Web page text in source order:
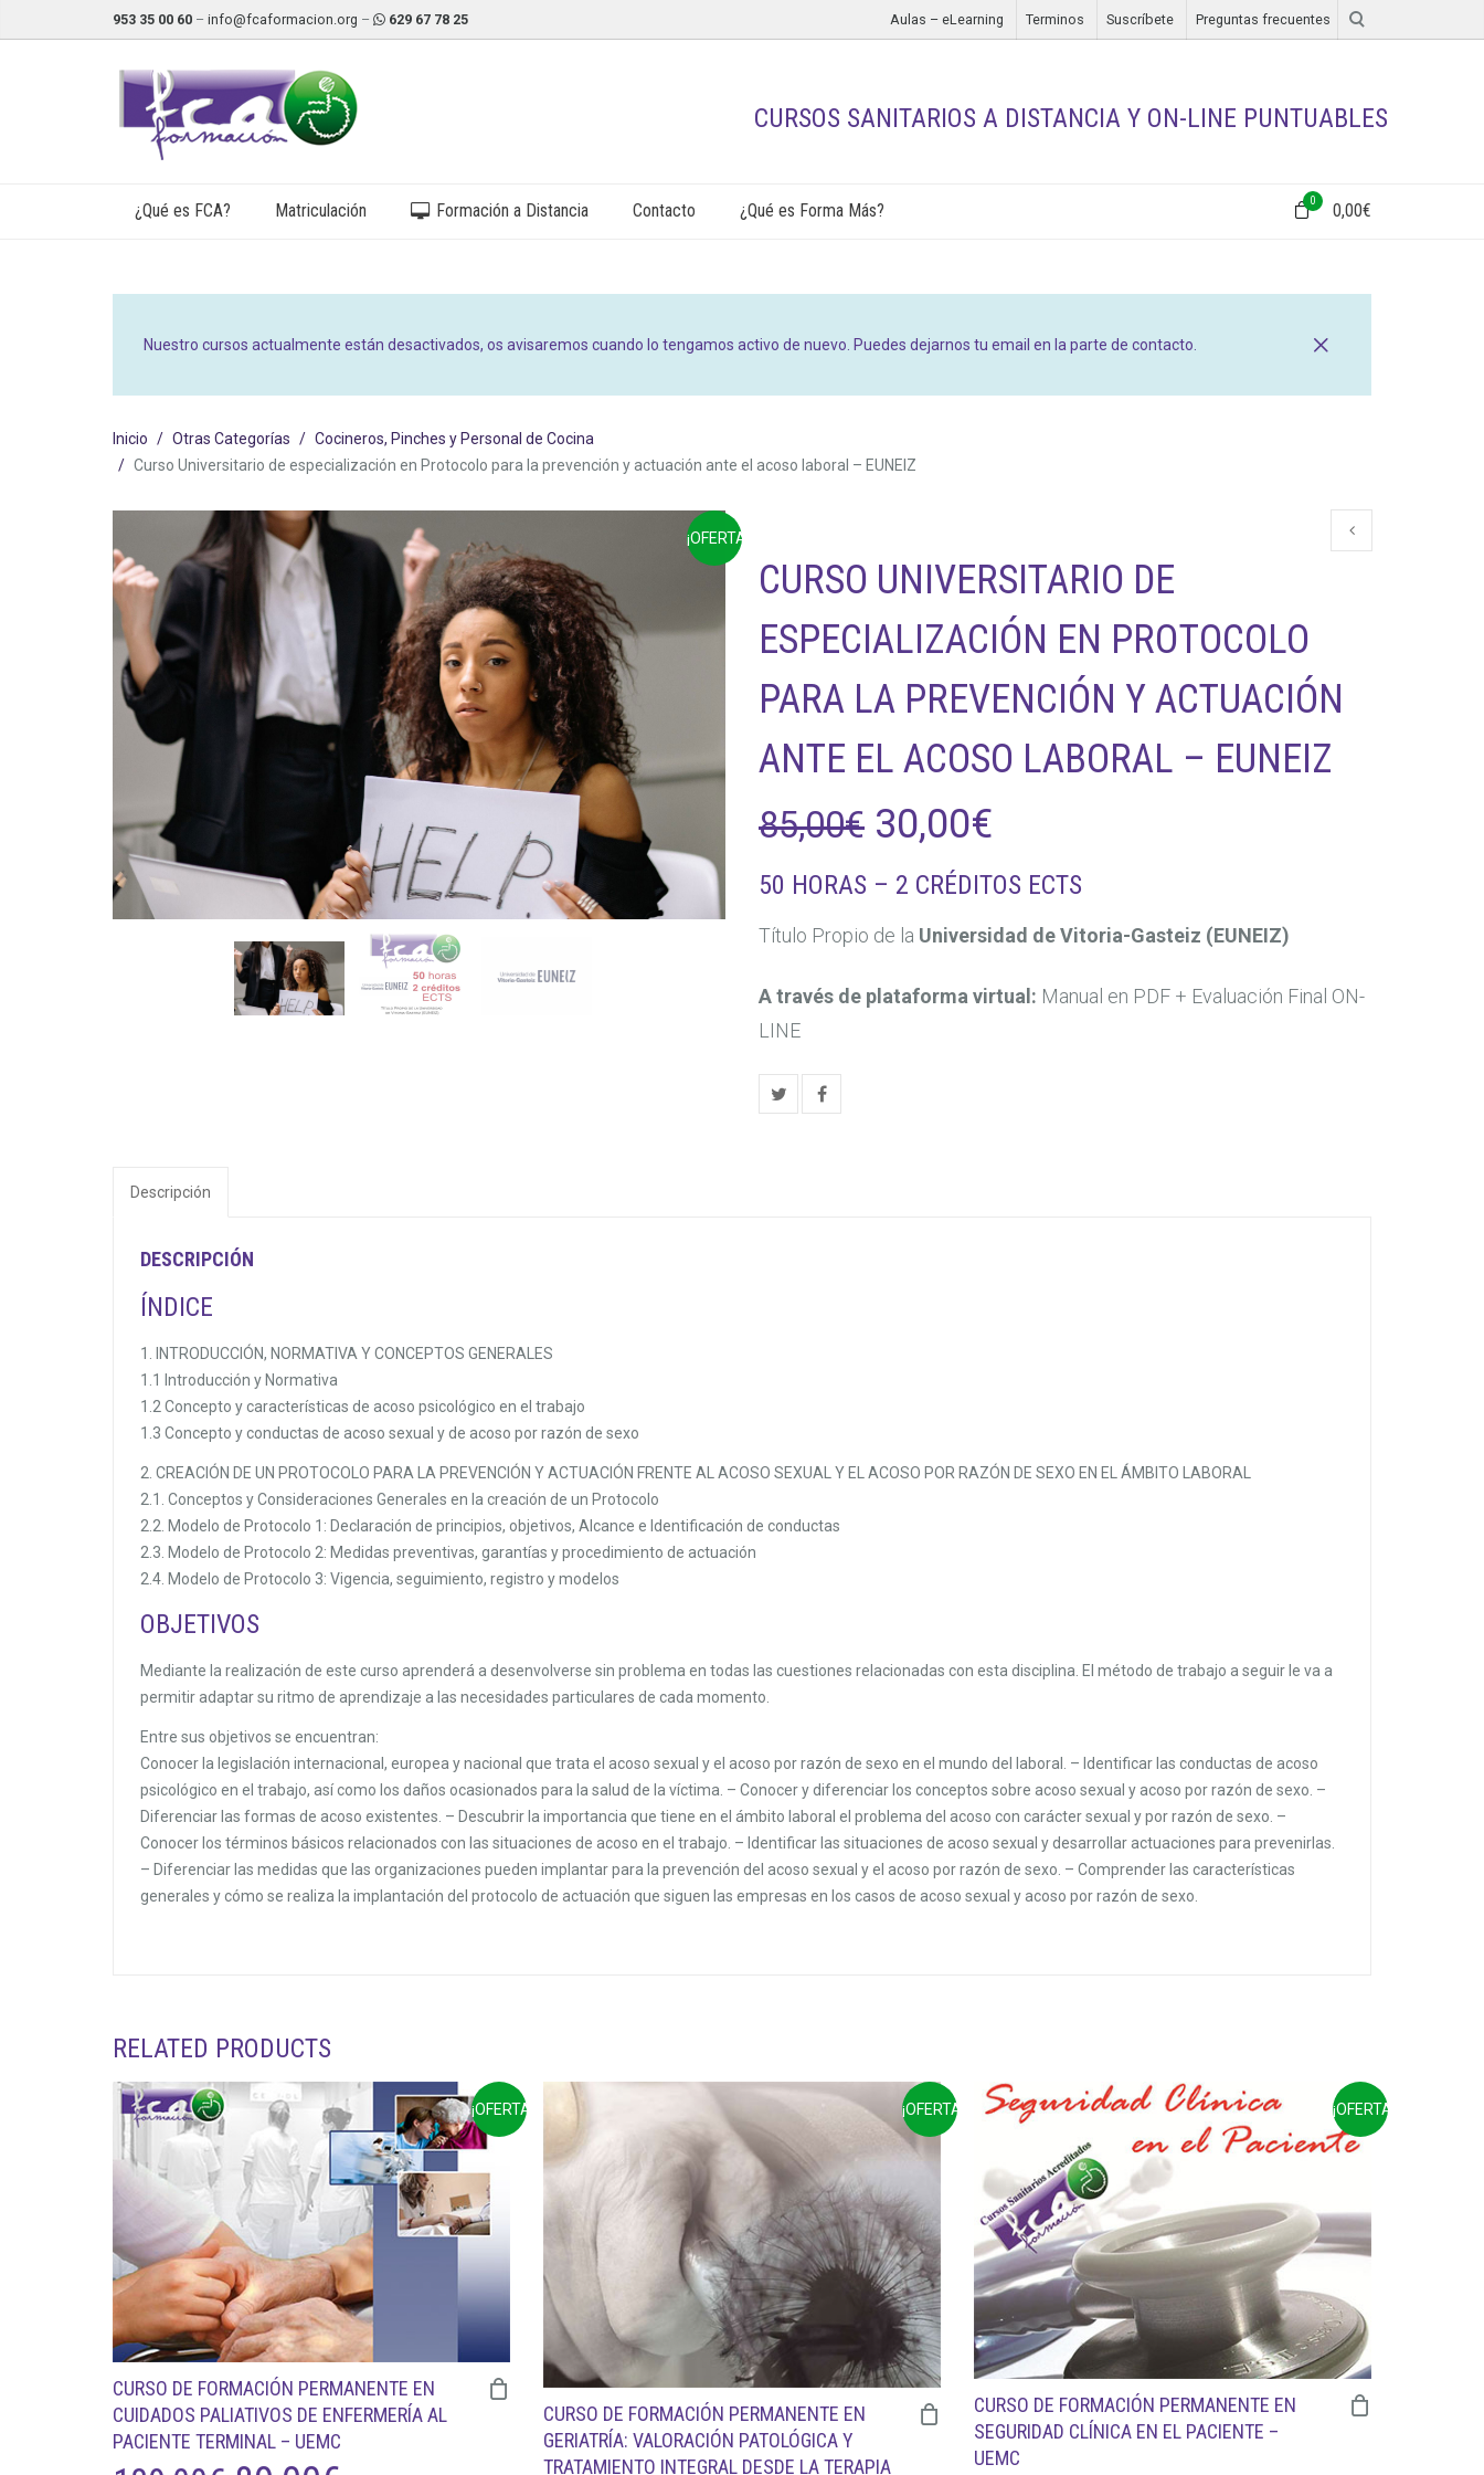
953 35 00 60 – info@fcaformacion.org – 629 67 78 25 Aulas – eLearning Terminos Suscríbete Preguntas frecuentes
CURSOS SANITARIOS A DISTANCIA Y ON-LINE PUNTUABLES
¿Qué es FCA? Matriculación Formación a Distancia Contacto ¿Qué es Forma Más? 0 0,00€
Nuestro cursos actualmente están desactivados, os avisaremos cuando lo tengamos activo de nuevo. Puedes dejarnos tu email en la parte de contacto.
Inicio Otras Categorías
Cocineros, Pinches y Personal de Cocina
Curso Universitario de especialización en Protocolo para la prevención y actuación ante el acoso laboral – EUNEIZ
¡OFERTA!
CURSO UNIVERSITARIO DE
ESPECIALIZACIÓN EN PROTOCOLO
PARA LA PREVENCIÓN Y ACTUACIÓN
ANTE EL ACOSO LABORAL – EUNEIZ
85,00€ El
precio
original
era:
30,00€
precio
actual
es:
50 HORAS – 2 CRÉDITOS ECTS
Título Propio de la Universidad de Vitoria-Gasteiz (EUNEIZ)
A través de plataforma virtual: Manual en PDF + Evaluación Final ON-
LINE
Descripción
DESCRIPCIÓN
ÍNDICE
1. INTRODUCCIÓN, NORMATIVA Y CONCEPTOS GENERALES
1.1 Introducción y Normativa
1.2 Concepto y características de acoso psicológico en el trabajo
1.3 Concepto y conductas de acoso sexual y de acoso por razón de sexo
2. CREACIÓN DE UN PROTOCOLO PARA LA PREVENCIÓN Y ACTUACIÓN FRENTE AL ACOSO SEXUAL Y EL ACOSO POR RAZÓN DE SEXO EN EL ÁMBITO LABORAL
2.1. Conceptos y Consideraciones Generales en la creación de un Protocolo
2.2. Modelo de Protocolo 1: Declaración de principios, objetivos, Alcance e Identificación de conductas
2.3. Modelo de Protocolo 2: Medidas preventivas, garantías y procedimiento de actuación
2.4. Modelo de Protocolo 3: Vigencia, seguimiento, registro y modelos
OBJETIVOS
Mediante la realización de este curso aprenderá a desenvolverse sin problema en todas las cuestiones relacionadas con esta disciplina. El método de trabajo a seguir le va a
permitir adaptar su ritmo de aprendizaje a las necesidades particulares de cada momento.
Entre sus objetivos se encuentran:
Conocer la legislación internacional, europea y nacional que trata el acoso sexual y el acoso por razón de sexo en el mundo del laboral. – Identificar las conductas de acoso
psicológico en el trabajo, así como los daños ocasionados para la salud de la víctima. – Conocer y diferenciar los conceptos sobre acoso sexual y acoso por razón de sexo. –
Diferenciar las formas de acoso existentes. – Descubrir la importancia que tiene en el ámbito laboral el problema del acoso con carácter sexual y por razón de sexo. –
Conocer los términos básicos relacionados con las situaciones de acoso en el trabajo. – Identificar las situaciones de acoso sexual y desarrollar actuaciones para prevenirlas.
– Diferenciar las medidas que las organizaciones pueden implantar para la prevención del acoso sexual y el acoso por razón de sexo. – Comprender las características
generales y cómo se realiza la implantación del protocolo de actuación que siguen las empresas en los casos de acoso sexual y acoso por razón de sexo.
RELATED PRODUCTS
¡OFERTA!
CURSO DE FORMACIÓN PERMANENTE EN
CUIDADOS PALIATIVOS DE ENFERMERÍA AL
PACIENTE TERMINAL – UEMC
¡OFERTA!
CURSO DE FORMACIÓN PERMANENTE EN
GERIATRÍA: VALORACIÓN PATOLÓGICA Y
TRATAMIENTO INTEGRAL DESDE LA TERAPIA
¡OFERTA!
CURSO DE FORMACIÓN PERMANENTE EN
SEGURIDAD CLÍNICA EN EL PACIENTE –
UEMC